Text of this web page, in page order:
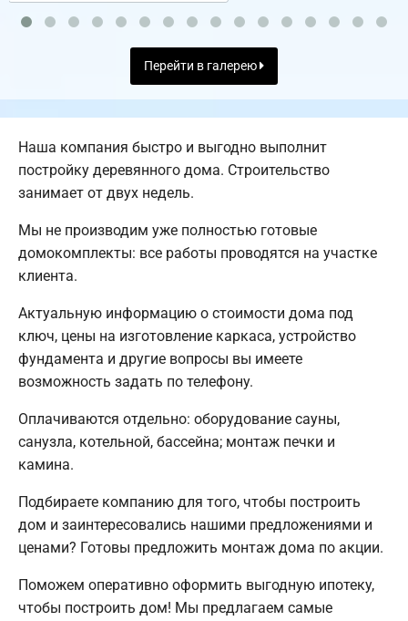
Перейти в галерею
Наша компания быстро и выгодно выполнит
постройку деревянного дома. Строительство
занимает от двух недель.
Мы не производим уже полностью готовые
домокомплекты: все работы проводятся на участке
клиента.
Актуальную информацию о стоимости дома под
ключ, цены на изготовление каркаса, устройство
фундамента и другие вопросы вы имеете
возможность задать по телефону.
Оплачиваются отдельно: оборудование сауны,
санузла, котельной, бассейна; монтаж печки и
камина.
Подбираете компанию для того, чтобы построить
дом и заинтересовались нашими предложениями и
ценами? Готовы предложить монтаж дома по акции.
Поможем оперативно оформить выгодную ипотеку,
чтобы построить дом! Мы предлагаем самые